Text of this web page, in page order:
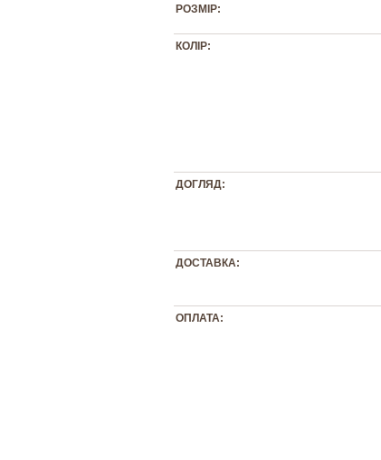
РОЗМІР:
КОЛІР:
ДОГЛЯД:
ДОСТАВКА:
ОПЛАТА: